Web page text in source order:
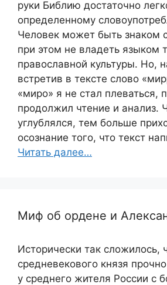
руки Библию достаточно
определенному
Человек может быть знаком
при этом не владеть языком
православной культуры. Но,
встретив в тексте слово
«миро» я не стал плеваться,
продолжил чтение и анализ.
углублялся, тем больше
осознание того, что текст
Читать далее…
Миф об ордене и
Исторически так сложилось,
средневекового князя
у среднего жителя России с